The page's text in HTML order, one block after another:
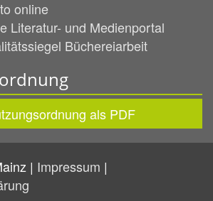
online
Literatur- und Medienportal
Büchereiarbeit
als PDF
| Impressum |